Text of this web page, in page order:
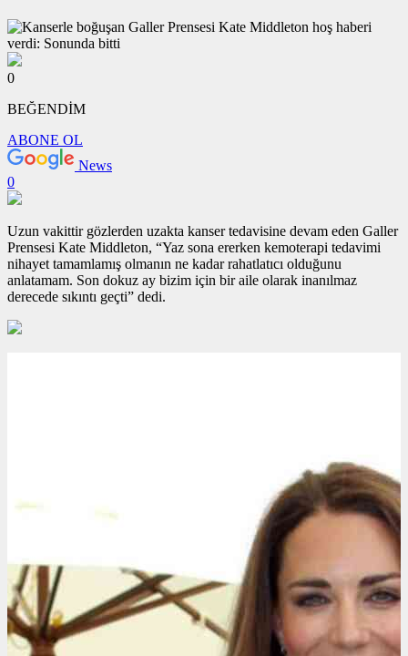
0
BEĞENDİM
ABONE OL
News
0
Uzun vakittir gözlerden uzakta kanser tedavisine devam eden Galler
Prensesi Kate Middleton, “Yaz sona ererken kemoterapi tedavimi
nihayet tamamlamış olmanın ne kadar rahatlatıcı olduğunu
anlatamam. Son dokuz ay bizim için bir aile olarak inanılmaz
derecede sıkıntı geçti” dedi.